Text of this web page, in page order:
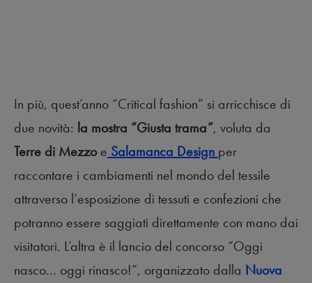
In più, quest’anno “Critical fashion” si arricchisce di
due novità: la mostra “Giusta trama”, voluta da
Terre di Mezzoe Salamanca Design per
raccontare i cambiamenti nel mondo del tessile
attraverso l’esposizione di tessuti e confezioni che
potranno essere saggiati direttamente con mano dai
visitatori. L’altra è il lancio del concorso “Oggi
nasco… oggi rinasco!”, organizzato dalla Nuova